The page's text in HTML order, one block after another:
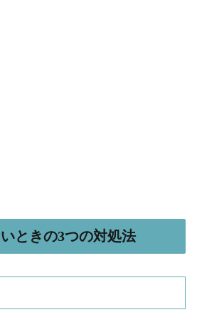
ときの3つの対処法